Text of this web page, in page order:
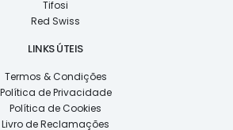
Tifosi
Red Swiss
LINKS ÚTEIS
Termos & Condições
Política de Privacidade
Política de Cookies
Livro de Reclamações